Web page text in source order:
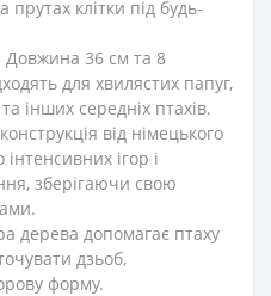
прутах клітки під будь-
36 см та 8
для хвилястих папуг,
інших середніх птахів.
від німецького
ігор і
зберігаючи свою
дерева допомагає птаху
дзьоб,
форму.